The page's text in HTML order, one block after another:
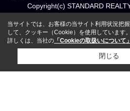
Copyright(c) STANDARD
当サイトでは、お客様の当サイト利用状況把
して、クッキー（Cookie）を使用しています。
詳しくは、当社の 「Cookieの取扱いについて」
閉じる